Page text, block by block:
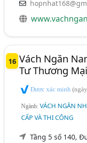
16 Vách Ngăn
Tư Thương
Được xác minh
Ngành:VÁCH NGĂN
CẤP VÀ THI CÔNG
Tầng 5 số 140,